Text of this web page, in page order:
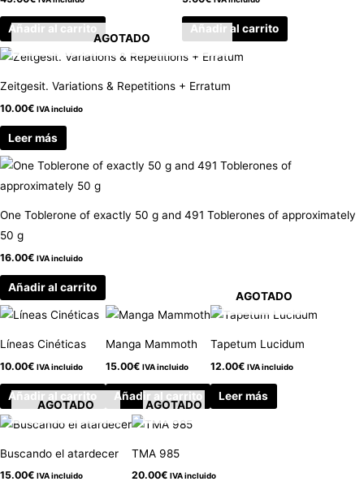
Añadir al carrito Añadir al carrito
AGOTADO
Zeitgesit. Variations & Repetitions + Erratum
10.00€ IVA incluido
Leer más
One Toblerone of exactly 50 g and 491 Toblerones of approximately
50 g
16.00€ IVA incluido
Añadir al carrito
Líneas Cinéticas
10.00€ IVA incluido
Añadir al carrito
Manga Mammoth
15.00€ IVA incluido
Añadir al carrito
AGOTADO
Tapetum Lucidum
12.00€ IVA incluido
Leer más
AGOTADO
Buscando el atardecer
15.00€ IVA incluido
AGOTADO
TMA 985
20.00€ IVA incluido